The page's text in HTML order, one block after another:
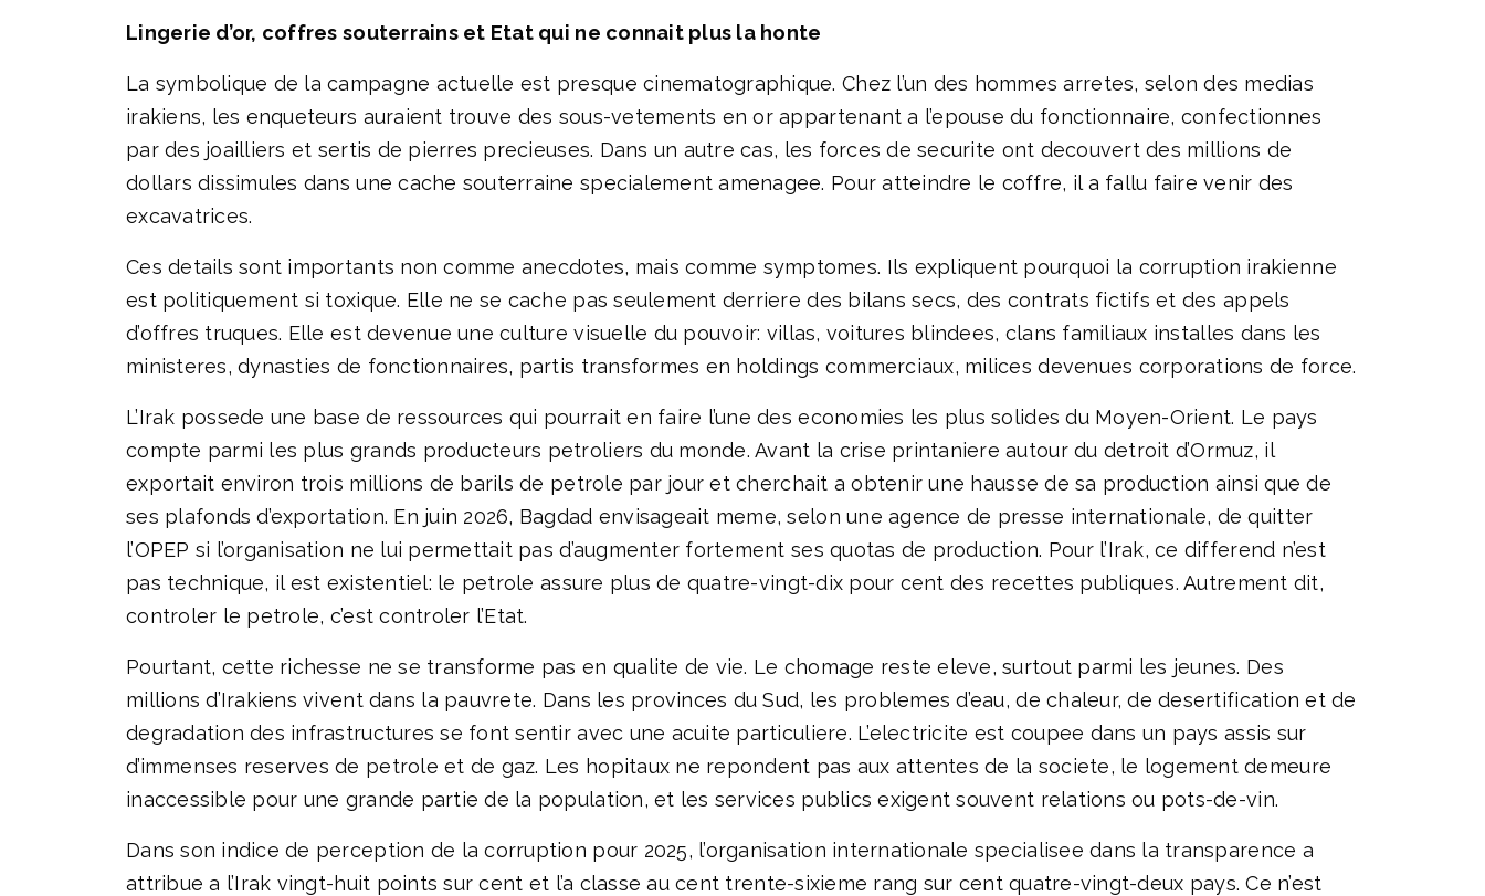
Lingerie d’or, coffres souterrains et Etat qui ne connait plus la honte
La symbolique de la campagne actuelle est presque cinematographique. Chez l’un des hommes arretes, selon des medias
irakiens, les enqueteurs auraient trouve des sous-vetements en or appartenant a l’epouse du fonctionnaire, confectionnes
par des joailliers et sertis de pierres precieuses. Dans un autre cas, les forces de securite ont decouvert des millions de
dollars dissimules dans une cache souterraine specialement amenagee. Pour atteindre le coffre, il a fallu faire venir des
excavatrices.
Ces details sont importants non comme anecdotes, mais comme symptomes. Ils expliquent pourquoi la corruption irakienne
est politiquement si toxique. Elle ne se cache pas seulement derriere des bilans secs, des contrats fictifs et des appels
d’offres truques. Elle est devenue une culture visuelle du pouvoir: villas, voitures blindees, clans familiaux installes dans les
ministeres, dynasties de fonctionnaires, partis transformes en holdings commerciaux, milices devenues corporations de force.
L’Irak possede une base de ressources qui pourrait en faire l’une des economies les plus solides du Moyen-Orient. Le pays
compte parmi les plus grands producteurs petroliers du monde. Avant la crise printaniere autour du detroit d’Ormuz, il
exportait environ trois millions de barils de petrole par jour et cherchait a obtenir une hausse de sa production ainsi que de
ses plafonds d’exportation. En juin 2026, Bagdad envisageait meme, selon une agence de presse internationale, de quitter
l’OPEP si l’organisation ne lui permettait pas d’augmenter fortement ses quotas de production. Pour l’Irak, ce differend n’est
pas technique, il est existentiel: le petrole assure plus de quatre-vingt-dix pour cent des recettes publiques. Autrement dit,
controler le petrole, c’est controler l’Etat.
Pourtant, cette richesse ne se transforme pas en qualite de vie. Le chomage reste eleve, surtout parmi les jeunes. Des
millions d’Irakiens vivent dans la pauvrete. Dans les provinces du Sud, les problemes d’eau, de chaleur, de desertification et de
degradation des infrastructures se font sentir avec une acuite particuliere. L’electricite est coupee dans un pays assis sur
d’immenses reserves de petrole et de gaz. Les hopitaux ne repondent pas aux attentes de la societe, le logement demeure
inaccessible pour une grande partie de la population, et les services publics exigent souvent relations ou pots-de-vin.
Dans son indice de perception de la corruption pour 2025, l’organisation internationale specialisee dans la transparence a
attribue a l’Irak vingt-huit points sur cent et l’a classe au cent trente-sixieme rang sur cent quatre-vingt-deux pays. Ce n’est